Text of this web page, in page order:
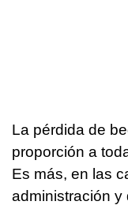
La pérdida de
proporción a
Es más, en las
administración y